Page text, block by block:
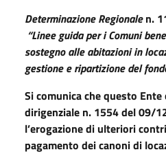
Determinazione Regionalen.
“Linee guida per i Comuni
sostegno alle abitazioni in
gestione e ripartizione del
Si comunica che questo
dirigenziale n. 1554 del 09/
l’erogazione di ulteriori
pagamento dei canoni di